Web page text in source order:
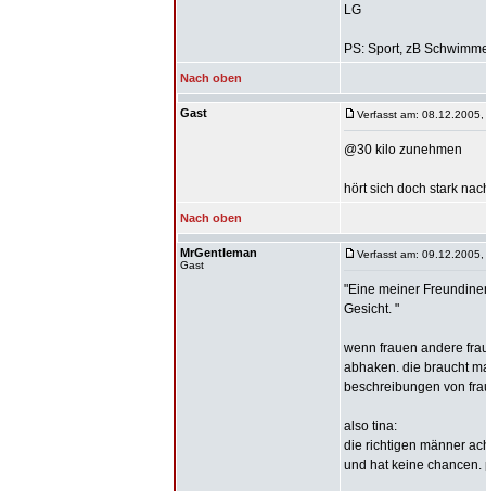
LG
PS: Sport, zB
Nach oben
Gast Verfasst am:
@30 kilo zunehmen
hört sich doch stark
Nach oben
MrGentleman
Gast
Verfasst am:
"Eine meiner
Gesicht. "
wenn frauen andere
abhaken. die braucht
beschreibungen von
also tina:
die richtigen männer
und hat keine chancen.